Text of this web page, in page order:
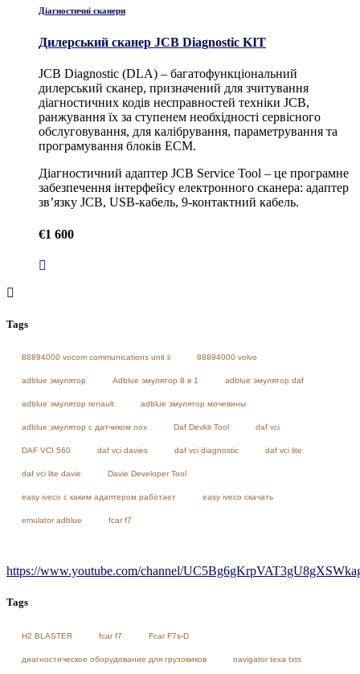
Діагностичні сканери
Дилерський сканер JCB Diagnostic KIT
JCB Diagnostic (DLA) – багатофункціональний
дилерський сканер, призначений для зчитування
діагностичних кодів несправностей техніки JCB,
ранжування їх за ступенем необхідності сервісного
обслуговування, для калібрування, параметрування та
програмування блоків ECM.
Діагностичний адаптер JCB Service Tool – це програмне
забезпечення інтерфейсу електронного сканера: адаптер
зв’язку JCB, USB-кабель, 9-контактний кабель.
€1 600
Tags
88894000 vocom communications unit ii 88894000 volvo
adblue эмулятор Adblue эмулятор 8 в 1 adblue эмулятор daf
adblue эмулятор renault adblue эмулятор мочевины
adblue эмулятор с датчиком nox Daf Devkit Tool daf vci
DAF VCI 560 daf vci davies daf vci diagnostic daf vci lite
daf vci lite davie Davie Developer Tool
easy iveco с каким адаптером работает easy iveco скачать
emulator adblue fcar f7
https://www.youtube.com/channel/
Tags
H2 BLASTER fcar f7 Fcar F7s-D
диагностическое оборудование для грузовиков navigator texa txts